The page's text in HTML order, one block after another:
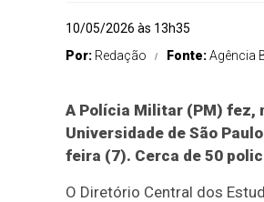
10/05/2026 às 13h35
Por: Redação Fonte:Agência
A Polícia Militar (PM) fez,
Universidade de São
feira (7). Cerca de 50
O Diretório Central dos